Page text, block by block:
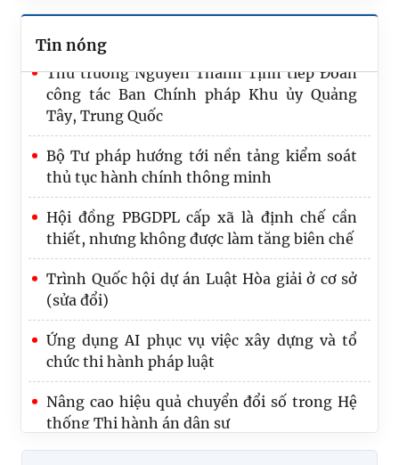
Tin nóng
Trung ương 3 khóa XIV
Thứ trưởng Nguyễn Thanh Tịnh tiếp Đoàn
công tác Ban Chính pháp Khu ủy Quảng
Tây, Trung Quốc
Bộ Tư pháp hướng tới nền tảng kiểm soát
thủ tục hành chính thông minh
Hội đồng PBGDPL cấp xã là định chế cần
thiết, nhưng không được làm tăng biên chế
Trình Quốc hội dự án Luật Hòa giải ở cơ sở
(sửa đổi)
Ứng dụng AI phục vụ việc xây dựng và tổ
chức thi hành pháp luật
Nâng cao hiệu quả chuyển đổi số trong Hệ
thống Thi hành án dân sự